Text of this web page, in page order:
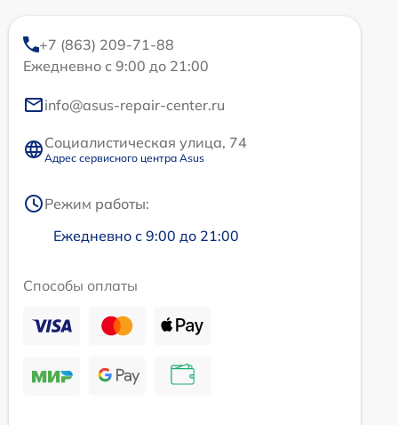
+7 (863) 209-71-88
Ежедневно с 9:00 до 21:00
info@asus-repair-center.ru
Социалистическая улица, 74
Адрес сервисного центра Asus
Режим работы:
Ежедневно с 9:00 до 21:00
Способы оплаты